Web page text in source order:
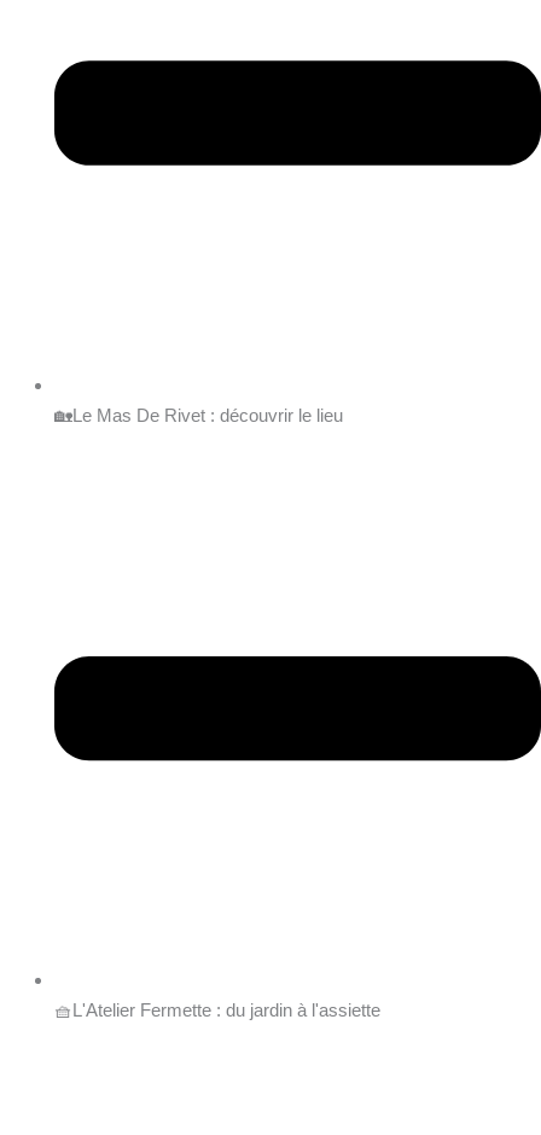
🏡Le Mas De Rivet : découvrir le lieu
🧺L'Atelier Fermette : du jardin à l'assiette